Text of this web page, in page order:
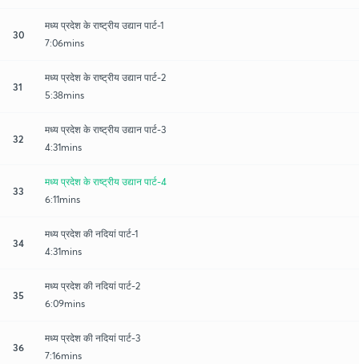
30
मध्य प्रदेश के राष्ट्रीय उद्यान पार्ट-1
7:06mins
31
मध्य प्रदेश के राष्ट्रीय उद्यान पार्ट-2
5:38mins
32
मध्य प्रदेश के राष्ट्रीय उद्यान पार्ट-3
4:31mins
33
मध्य प्रदेश के राष्ट्रीय उद्यान पार्ट-4
6:11mins
34
मध्य प्रदेश की नदियां पार्ट-1
4:31mins
35
मध्य प्रदेश की नदियां पार्ट-2
6:09mins
36
मध्य प्रदेश की नदियां पार्ट-3
7:16mins